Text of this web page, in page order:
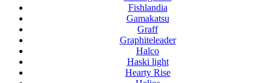
Fishlandia
Gamakatsu
Graff
Graphiteleader
Halco
Haski light
Hearty Rise